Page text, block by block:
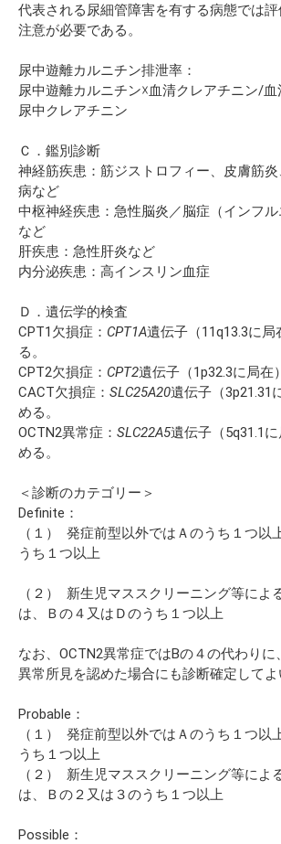
代表される尿細管障害を有する病態では
注意が必要である。
尿中遊離カルニチン排泄率：
尿中遊離カルニチン☓血清クレアチニン/
尿中クレアチニン
Ｃ．鑑別診断
神経筋疾患：筋ジストロフィー、皮膚筋
病など
中枢神経疾患：急性脳炎／脳症（インフル
など
肝疾患：急性肝炎など
内分泌疾患：高インスリン血症
Ｄ．遺伝学的検査
CPT1欠損症： CPT1A遺伝子（11q13.3に
る。
CPT2欠損症： CPT2遺伝子（1p32.3に局在
CACT欠損症： SLC25A20遺伝子（3p21.31
める。
OCTN2異常症： SLC22A5遺伝子（5q31.1
める。
＜診断のカテゴリー＞
Definite：
（１） 発症前型以外ではＡのうち１つ以
うち１つ以上
（２） 新生児マススクリーニング等によ
は、Ｂの４又はＤのうち１つ以上
なお、OCTN2異常症ではBの４の代わりに
異常所見を認めた場合にも診断確定してよ
Probable：
（１） 発症前型以外ではＡのうち１つ以
うち１つ以上
（２） 新生児マススクリーニング等によ
は、Ｂの２又は３のうち１つ以上
Possible：